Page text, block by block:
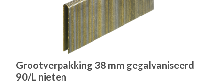
Grootverpakking 38 mm gegalvaniseerd
90/L nieten